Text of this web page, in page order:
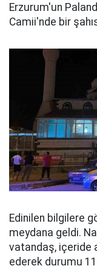
Erzurum'un
Camii'nde bir
Edinilen bilgilere
meydana geldi.
vatandaş, içeride
ederek durumu